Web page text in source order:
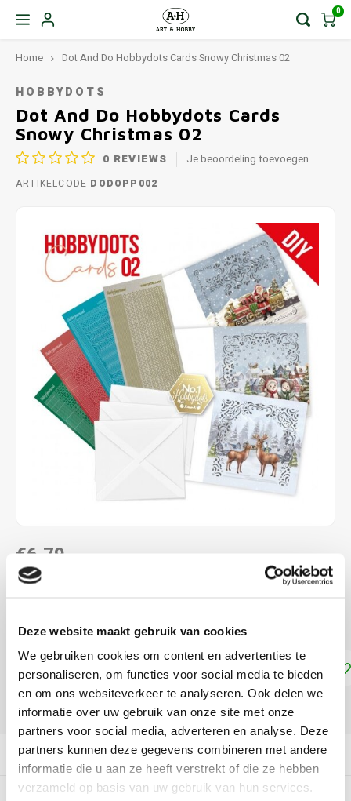
Deze website maakt gebruik van cookies
We gebruiken cookies om content en advertenties te
personaliseren, om functies voor social media te bieden
en om ons websiteverkeer te analyseren. Ook delen we
informatie over uw gebruik van onze site met onze
partners voor social media, adverteren en analyse. Deze
partners kunnen deze gegevens combineren met andere
informatie die u aan ze heeft verstrekt of die ze hebben
verzameld op basis van uw gebruik van hun services.
0
Home Dot And Do Hobbydots Cards Snowy Christmas 02
HOBBYDOTS
Dot And Do Hobbydots Cards
Snowy Christmas 02
0 REVIEWS Je beoordeling toevoegen
ARTIKELCODE DODOPP002
€6,79
NIET LEVERBAAR
Voor het maken van 3 vierkante kaarten Lees meer
Toevoegen aan winkelwagen
DELEN:
Productomschrijving
Tags